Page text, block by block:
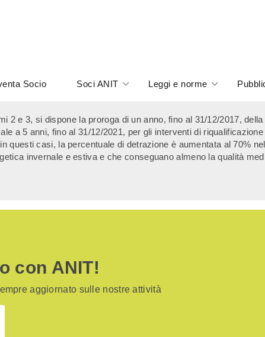
Socio Soci ANIT Leggi e norme
2 e 3, si dispone la proroga di un anno, fino al 31/12/2017,
a 5 anni, fino al 31/12/2021, per gli interventi di
questi casi, la percentuale di detrazione è aumentata al 70%
invernale e estiva e che conseguano almeno la qualità
con ANIT!
aggiornato sulle nostre attività